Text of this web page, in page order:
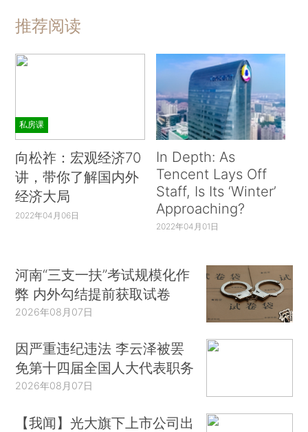
推荐阅读
私房课
向松祚：宏观经济70
讲，带你了解国内外
经济大局
2022年04月06日
In Depth: As
Tencent Lays Off
Staff, Is Its ‘Winter’
Approaching?
2022年04月01日
河南“三支一扶”考试规模化作
弊 内外勾结提前获取试卷
2026年08月07日
因严重违纪违法 李云泽被罢
免第十四届全国人大代表职务
2026年08月07日
【我闻】光大旗下上市公司出